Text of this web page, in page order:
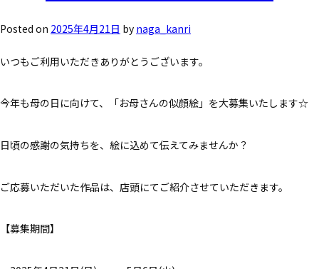
Posted on 2025年4月21日 by naga_kanri
いつもご利用いただきありがとうございます。
今年も母の日に向けて、「お母さんの似顔絵」を大募集いたします☆
日頃の感謝の気持ちを、絵に込めて伝えてみませんか？
ご応募いただいた作品は、店頭にてご紹介させていただきます。
【募集期間】